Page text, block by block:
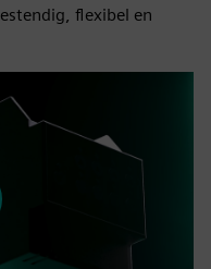
flexibel en